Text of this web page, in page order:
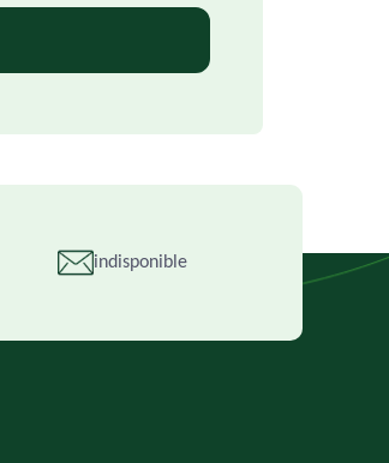
indisponible